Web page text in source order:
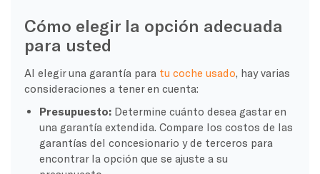
Cómo elegir la opción adecuada
para usted
Al elegir una garantía para tu coche usado, hay varias
consideraciones a tener en cuenta:
Presupuesto: Determine cuánto desea gastar en
una garantía extendida. Compare los costos de las
garantías del concesionario y de terceros para
encontrar la opción que se ajuste a su